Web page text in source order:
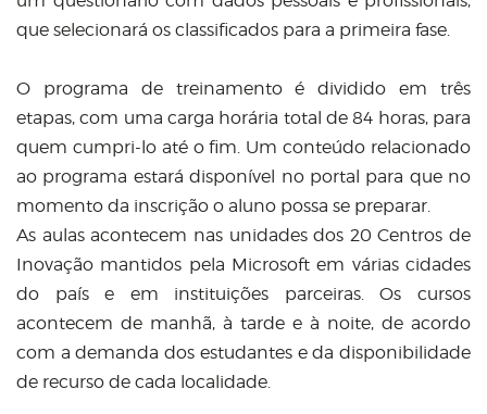
que selecionará os classificados para a primeira fase.
O programa de treinamento é dividido em três
etapas, com uma carga horária total de 84 horas, para
quem cumpri-lo até o fim. Um conteúdo relacionado
ao programa estará disponível no portal para que no
momento da inscrição o aluno possa se preparar.
As aulas acontecem nas unidades dos 20 Centros de
Inovação mantidos pela Microsoft em várias cidades
do país e em instituições parceiras. Os cursos
acontecem de manhã, à tarde e à noite, de acordo
com a demanda dos estudantes e da disponibilidade
de recurso de cada localidade.